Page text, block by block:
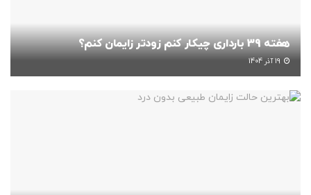
هفته 39 بارداری چیکار کنم زودتر زایمان کنم؟